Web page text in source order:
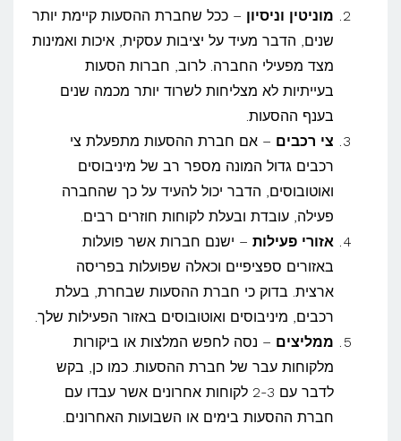
מוניטין וניסיון – ככל שחברת ההסעות קיימת יותר
שנים, הדבר מעיד על יציבות עסקית, איכות ואמינות
מצד מפעילי החברה. לרוב, חברות הסעות
בעייתיות לא מצליחות לשרוד יותר מכמה שנים
בענף ההסעות.
צי רכבים – אם חברת ההסעות מתפעלת צי
רכבים גדול המונה מספר רב של מיניבוסים
ואוטובוסים, הדבר יכול להעיד על כך שהחברה
פעילה, עובדת ובעלת לקוחות חוזרים רבים.
אזורי פעילות – ישנם חברות אשר פועלות
באזורים ספציפיים וכאלה שפועלות בפריסה
ארצית. בדוק כי חברת ההסעות שבחרת, בעלת
רכבים, מיניבוסים ואוטובוסים באזור הפעילות שלך.
ממליצים – נסה לחפש המלצות או ביקורות
מלקוחות עבר של חברת ההסעות. כמו כן, בקש
לדבר עם 2-3 לקוחות אחרונים אשר עבדו עם
חברת ההסעות בימים או השבועות האחרונים.